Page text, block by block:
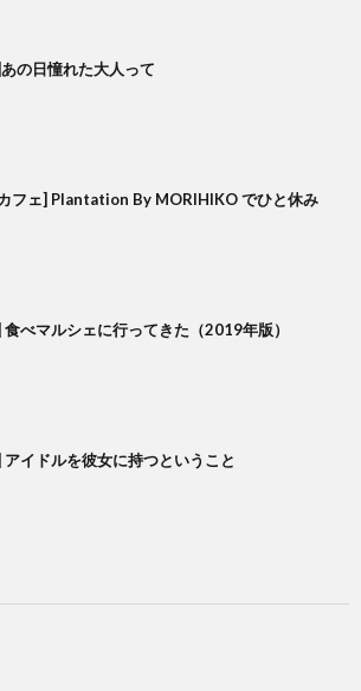
の日憧れた大人って
フェ] Plantation By MORIHIKO でひと休み
食べマルシェに行ってきた（2019年版）
アイドルを彼女に持つということ